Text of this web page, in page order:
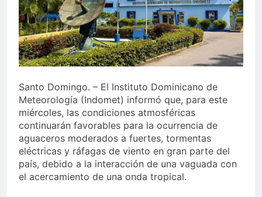
Sector de bancas deportivas
plantea posición sobre
proyecto de Ley General de
Juegos de Azar
4 Días Ago
Santo Domingo. – El Instituto Dominicano de
Meteorología (Indomet) informó que, para este
miércoles, las condiciones atmosféricas
continuarán favorables para la ocurrencia de
aguaceros moderados a fuertes, tormentas
eléctricas y ráfagas de viento en gran parte del
país, debido a la interacción de una vaguada con
el acercamiento de una onda tropical.